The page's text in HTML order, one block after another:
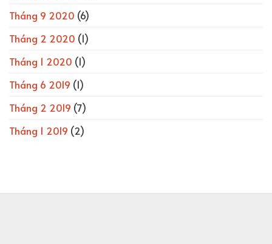
Tháng 9 2020 (6)
Tháng 2 2020 (1)
Tháng 1 2020 (1)
Tháng 6 2019 (1)
Tháng 2 2019 (7)
Tháng 1 2019 (2)